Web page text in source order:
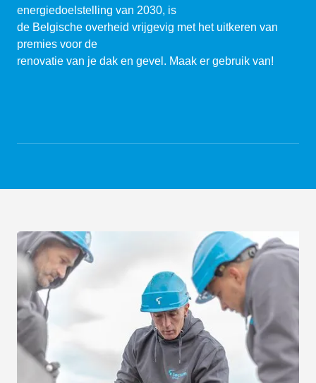
energiedoelstelling van 2030, is
de Belgische overheid vrijgevig met het uitkeren van
premies voor de
renovatie van je dak en gevel. Maak er gebruik van!